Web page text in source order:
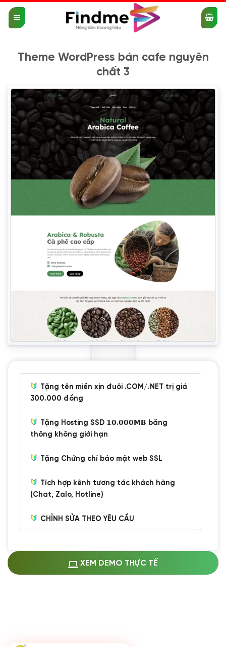
qua
nội
Theme WordPress bán cafe nguyên
chất 3
Tặng tên miền xịn đuôi .COM/.NET trị giá
300.000 đồng
Tặng Hosting SSD 𝟭𝟬.𝟬𝟬𝟬𝗠𝗕 băng
thông không giới hạn
Tặng Chứng chỉ bảo mật web SSL
Tích hợp kênh tương tác khách hàng
(Chat, Zalo, Hotline)
CHỈNH SỬA THEO YÊU CẦU
Thay logo + thông tin doanh nghiệp
(+100.000 VND)
XEM DEMO THỰC TẾ